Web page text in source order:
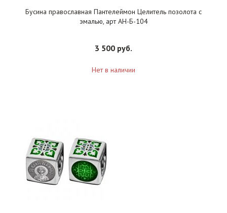
Бусина православная Пантелеймон Целитель позолота с
эмалью, арт АН-Б-104
3 500 руб.
Нет в наличии